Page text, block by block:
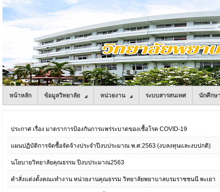
หน้าหลัก ข้อมูลวิทยาลัย หน่วยงาน ระบบสารสนเทศ นักศึกษ
ประกาศ เรื่อง มาตราการป้องกันการแพร่ระบาดของเชื้อโรค COVID-19
แผนปฏิบัติการจัดซื้อจัดจ้างประจำปีงบประมาณ พ.ศ.2563 (งบลงทุนและงบปกติ)
นโยบายวิทยาลัยคุณธรรม ปีงบประมาณ2563
คำสั่งแต่งตั้งคณะทำงาน หน่วยงานคุณธรรม วิทยาลัยพยาบาลบรมราชชนนี พะเยา